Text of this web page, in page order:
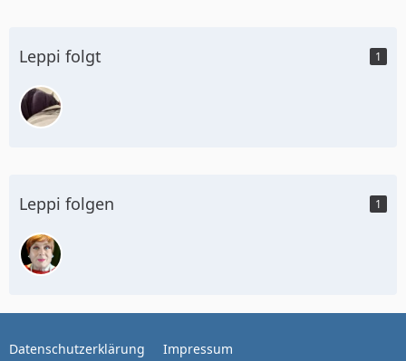
Leppi folgt 1
Leppi folgen 1
Datenschutzerklärung Impressum